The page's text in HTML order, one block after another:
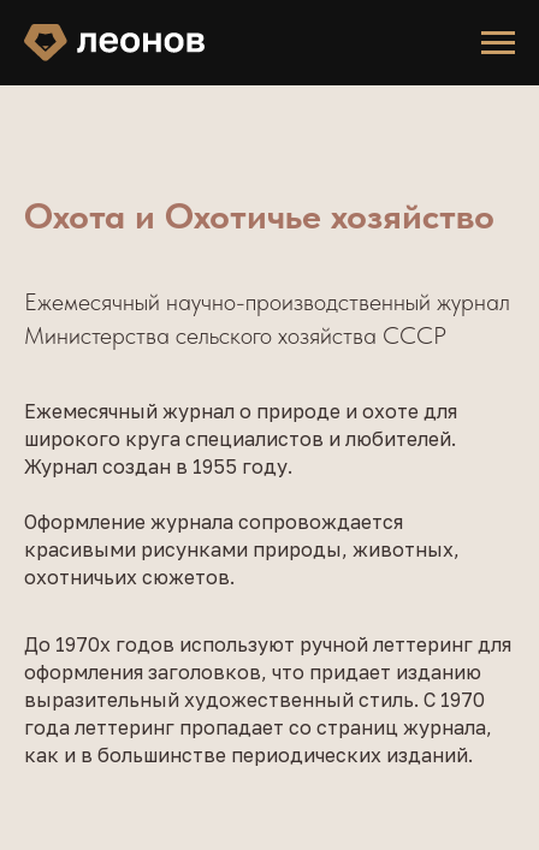
Охота и Охотичье хозяйство
Ежемесячный научно-производственный журнал
Министерства сельского хозяйства СССР
Ежемесячный журнал о природе и охоте для
широкого круга специалистов и любителей.
Журнал создан в 1955 году.
Оформление журнала сопровождается
красивыми рисунками природы, животных,
охотничьих сюжетов.
До 1970х годов используют ручной леттеринг для
оформления заголовков, что придает изданию
выразительный художественный стиль. С 1970
года леттеринг пропадает со страниц журнала,
как и в большинстве периодических изданий.